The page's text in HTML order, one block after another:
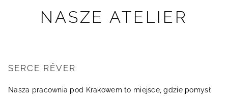
NASZE ATELIER
SERCE RÊVER
Nasza pracownia pod Krakowem to miejsce, gdzie pomysł